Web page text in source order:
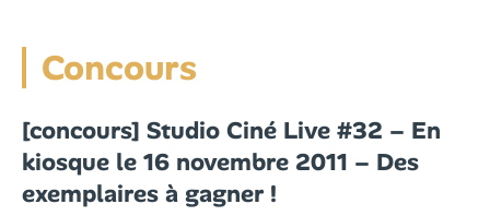
Concours
[concours] Studio Ciné Live #32 – En
kiosque le 16 novembre 2011 – Des
exemplaires à gagner !